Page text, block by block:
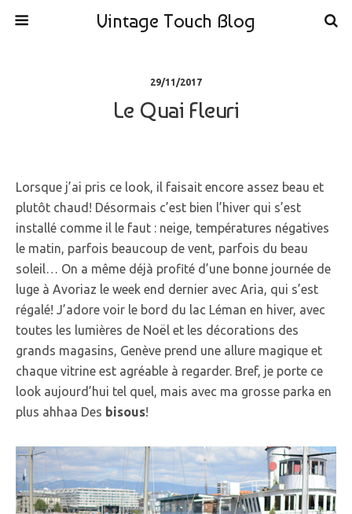
Vintage Touch Blog
29/11/2017
Le Quai Fleuri
Lorsque j’ai pris ce look, il faisait encore assez beau et
plutôt chaud! Désormais c’est bien l’hiver qui s’est
installé comme il le faut : neige, températures négatives
le matin, parfois beaucoup de vent, parfois du beau
soleil… On a même déjà profité d’une bonne journée de
luge à Avoriaz le week end dernier avec Aria, qui s’est
régalé! J’adore voir le bord du lac Léman en hiver, avec
toutes les lumières de Noël et les décorations des
grands magasins, Genève prend une allure magique et
chaque vitrine est agréable à regarder. Bref, je porte ce
look aujourd’hui tel quel, mais avec ma grosse parka en
plus ahhaa Des bisous!